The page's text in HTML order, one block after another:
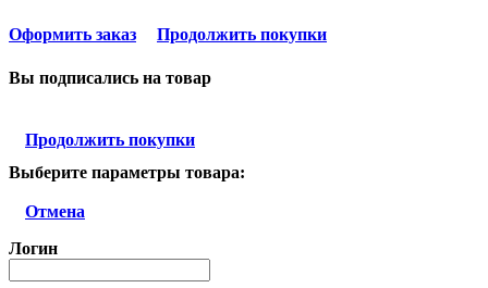
Оформить заказ Продолжить покупки
Вы подписались на товар
Продолжить покупки
Выберите параметры товара:
Отмена
Логин